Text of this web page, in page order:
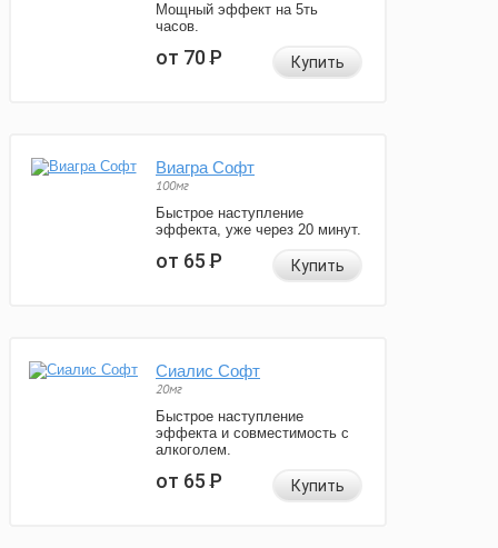
Мощный эффект на 5ть
часов.
от 70Р Купить
Виагра Софт
100мг
Быстрое наступление
эффекта, уже через 20 минут.
от 65Р Купить
Сиалис Софт
20мг
Быстрое наступление
эффекта и совместимость с
алкоголем.
от 65Р Купить